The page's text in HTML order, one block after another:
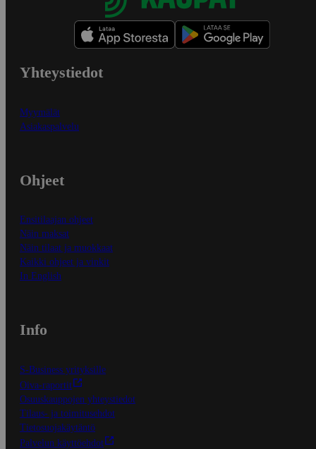
Yhteystiedot
Myymälät
Asiakaspalvelu
Ohjeet
Ensitilaajan ohjeet
Näin maksat
Näin tilaat ja muokkaat
Kaikki ohjeet ja vinkit
In English
Info
S-Business yrityksille
Oiva-raportit
Osuuskauppojen yhteystiedot
Tilaus- ja toimitusehdot
Tietosuojakäytäntö
Palvelun käyttöehdot